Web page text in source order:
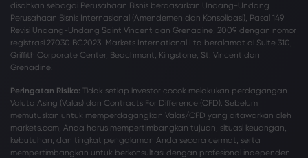
disahkan sebagai Perusahaan Bisnis berdasarkan Undang-Undang
Perusahaan Bisnis Internasional (Amendemen dan Konsolidasi), Pasal 149
Revisi Undang-Undang Saint Vincent dan Grenadine, 2009, dengan nomor
registrasi 27030 BC2023. Markets International Ltd beralamat di Suite 310,
Griffith Corporate Center, Beachmont, Kingstone, St. Vincent dan
Grenadine.
Peringatan Risiko: Tidak setiap investor cocok melakukan perdagangan
Valuta Asing (Valas) dan Contracts For Difference (CFD). Sebelum
memutuskan untuk memperdagangkan Valas/CFD yang ditawarkan oleh
markets.com, Anda harus mempertimbangkan tujuan, situasi keuangan,
kebutuhan, dan tingkat pengalaman Anda secara cermat, serta
mempertimbangkan untuk berkonsultasi dengan profesional independen.